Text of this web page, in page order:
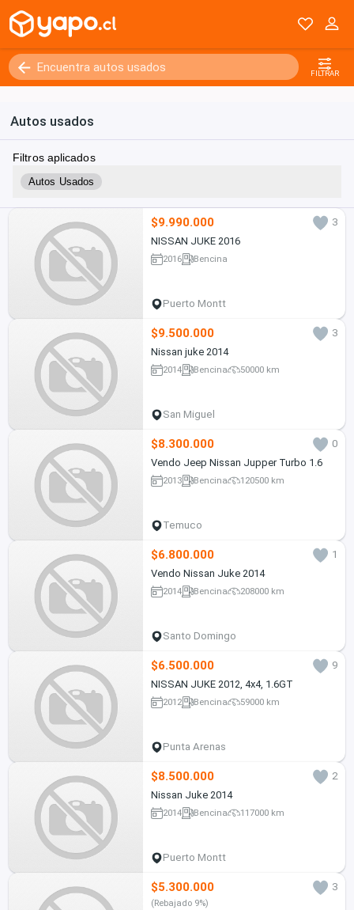
FILTRAR
Autos usados
Filtros aplicados
Autos Usados
$9.990.000
3
NISSAN JUKE 2016
2016 Bencina
Puerto Montt
$9.500.000
3
Nissan juke 2014
2014 Bencina 50000 km
San Miguel
$8.300.000
0
Vendo Jeep Nissan Jupper Turbo 1.6
2013 Bencina 120500 km
Temuco
$6.800.000
1
Vendo Nissan Juke 2014
2014 Bencina 208000 km
Santo Domingo
$6.500.000
9
NISSAN JUKE 2012, 4x4, 1.6GT
2012 Bencina 59000 km
Punta Arenas
$8.500.000
2
Nissan Juke 2014
2014 Bencina 117000 km
Puerto Montt
$5.300.000 3
(Rebajado 9%)